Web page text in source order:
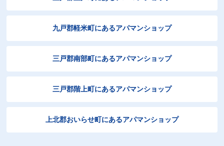
九戸郡軽米町にあるアパマンショップ
三戸郡南部町にあるアパマンショップ
三戸郡階上町にあるアパマンショップ
上北郡おいらせ町にあるアパマンショップ